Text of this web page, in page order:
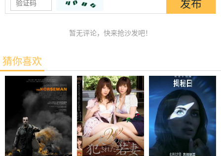
暂无评论，快来抢沙发吧！
猜你喜欢